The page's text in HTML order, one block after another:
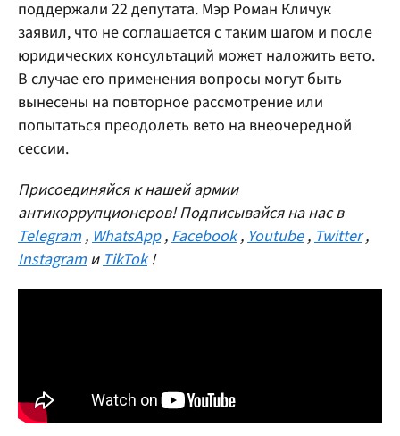
поддержали 22 депутата. Мэр Роман Кличук
заявил, что не соглашается с таким шагом и после
юридических консультаций может наложить вето.
В случае его применения вопросы могут быть
вынесены на повторное рассмотрение или
попытаться преодолеть вето на внеочередной
сессии.
Присоединяйся к нашей армии
антикоррупционеров! Подписывайся на нас в
Telegram ,WhatsApp ,Facebook ,Youtube ,Twitter ,
Instagram иTikTok !